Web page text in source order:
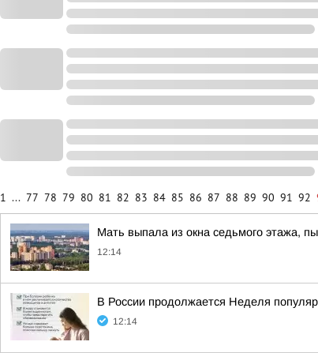
1 ... 77 78 79 80 81 82 83 84 85 86 87 88 89 90 91 92
Мать выпала из окна седьмого этажа,
12:14
В России продолжается Неделя
12:14